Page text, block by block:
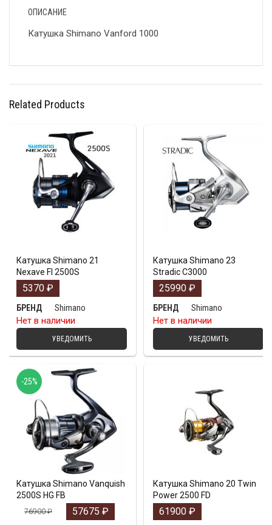
ОПИСАНИЕ
Катушка Shimano Vanford 1000
Related Products
Катушка Shimano 21
Nexave FI 2500S
5370 ₽
БРЕНД
Shimano
Нет в наличии
УВЕДОМИТЬ
Катушка Shimano 23
Stradic C3000
25990 ₽
БРЕНД
Shimano
Нет в наличии
УВЕДОМИТЬ
Катушка Shimano Vanquish
2500S HG FB
76900₽ 57675 ₽
-25%
Катушка Shimano 20 Twin
Power 2500 FD
61900 ₽